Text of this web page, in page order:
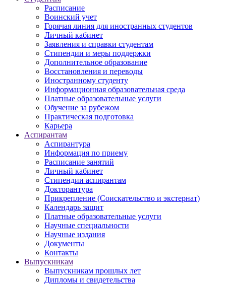
Расписание
Воинский учет
Горячая линия для иностранных студентов
Личный кабинет
Заявления и справки студентам
Стипендии и меры поддержки
Дополнительное образование
Восстановления и переводы
Иностранному студенту
Информационная образовательная среда
Платные образовательные услуги
Обучение за рубежом
Практическая подготовка
Карьера
Аспирантам
Аспирантура
Информация по приему
Расписание занятий
Личный кабинет
Стипендии аспирантам
Докторантура
Прикрепление (Соискательство и экстернат)
Календарь защит
Платные образовательные услуги
Научные специальности
Научные издания
Документы
Контакты
Выпускникам
Выпускникам прошлых лет
Дипломы и свидетельства